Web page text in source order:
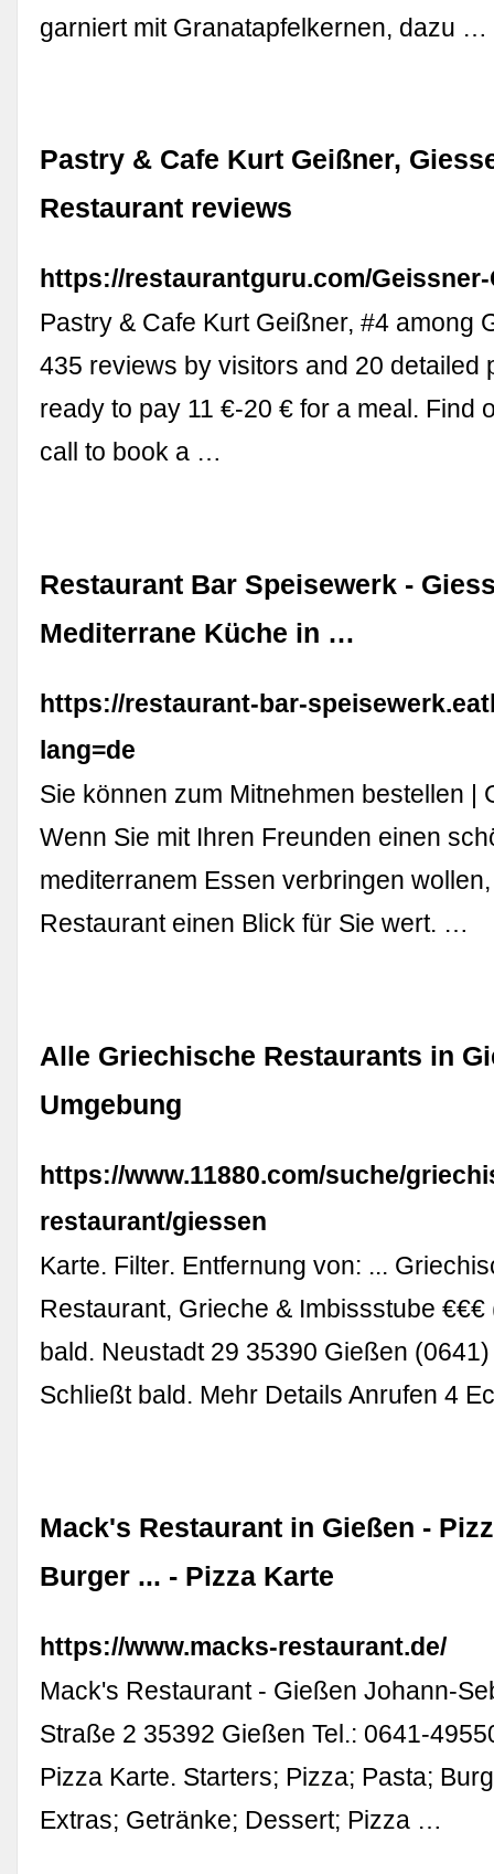
garniert mit Granatapfelkernen, dazu …
Pastry & Cafe Kurt Geißner,
Restaurant reviews
https://restaurantguru.com/
Pastry & Cafe Kurt Geißner, #4 among
435 reviews by visitors and 20 detailed
ready to pay 11 €-20 € for a meal. Find
call to book a …
Restaurant Bar Speisewerk -
Mediterrane Küche in …
https://restaurant-bar-
lang=de
Sie können zum Mitnehmen bestellen |
Wenn Sie mit Ihren Freunden einen
mediterranem Essen verbringen
Restaurant einen Blick für Sie wert. …
Alle Griechische Restaurants in
Umgebung
https://www.11880.com/suche/
restaurant/giessen
Karte. Filter. Entfernung von: ...
Restaurant, Grieche & Imbissstube
bald. Neustadt 29 35390 Gießen
Schließt bald. Mehr Details Anrufen 4
Mack's Restaurant in Gießen -
Burger ... - Pizza Karte
https://www.macks-restaurant.de/
Mack's Restaurant - Gießen Johann-
Straße 2 35392 Gießen Tel.: 0641-
Pizza Karte. Starters; Pizza; Pasta;
Extras; Getränke; Dessert; Pizza …